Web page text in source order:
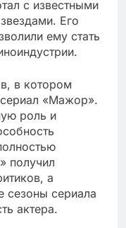
с известными
Его
ему стать
в котором
«Мажор».
роль и
получил
а
сериала
актера.